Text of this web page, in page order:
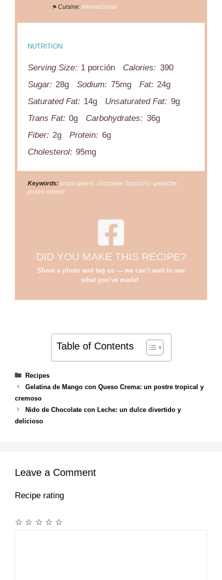
Cuisine: Internacional
NUTRITION
Serving Size: 1 porción Calories: 390
Sugar: 28g Sodium: 75mg Fat: 24g
Saturated Fat: 14g Unsaturated Fat: 9g
Trans Fat: 0g Carbohydrates: 36g
Fiber: 2g Protein: 6g
Cholesterol: 95mg
Keywords: brazo gitano, chocolate, bizcocho, ganache,
postre relleno
DID YOU MAKE THIS RECIPE?
Share a photo and tag us — we can’t wait to see
what you’ve made!
Table of Contents
Categories
Recipes
Gelatina de Mango con Queso Crema: un postre tropical y
cremoso
Nido de Chocolate con Leche: un dulce divertido y
delicioso
Leave a Comment
Recipe rating
☆
☆
☆
☆
☆